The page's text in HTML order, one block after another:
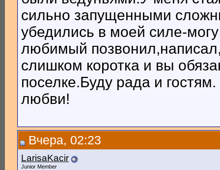
сильно запущенными
убедились в моей силе-
любимый
слишком коротка и вы
поселке.Буду рада и
любви!
Вчера, 02:23
LarisaKacir
Junior Member